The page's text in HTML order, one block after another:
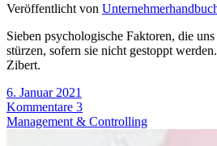
Veröffentlicht von
Sieben psychologische Faktoren, die
stürzen, sofern sie nicht gestoppt
Zibert.
6. Januar 2021
Kommentare 3
Management & Controlling